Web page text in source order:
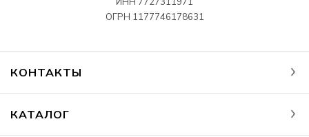
ОГРН 1177746178631
КОНТАКТЫ
КАТАЛОГ